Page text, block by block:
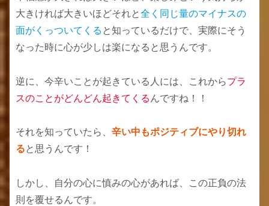
大きければ大きいほどそれと全く 同じ量のマイナスの
面がくっついてくる と知っているだけで、実際にそう
なった時に心が少しは楽になると思うんです。
逆に、今辛いことが起きている人には、これからプラ
スのことがどんどん起きてくる んですね！！
それを知っていたら、 辛い中もポジティブにやり切れ
ると思うんです！
しかし、自分の心に慎みの心があれば、この正負の法
則を覆せるんです。